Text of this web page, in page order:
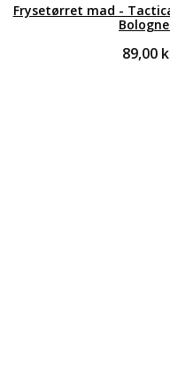
Frysetørret mad -
89,00